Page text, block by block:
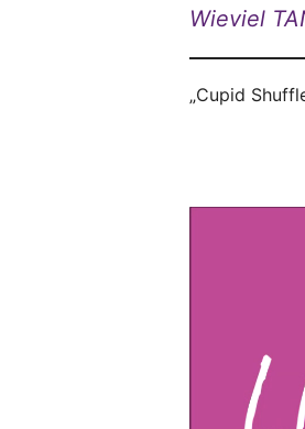
Wieviel
„Cupid